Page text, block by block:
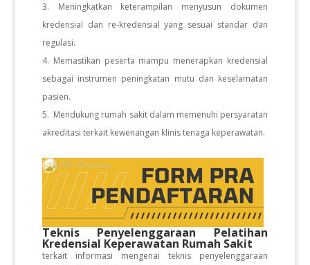
Meningkatkan keterampilan menyusun dokumen
kredensial dan re-kredensial yang sesuai standar dan
regulasi.
Memastikan peserta mampu menerapkan kredensial
sebagai instrumen peningkatan mutu dan keselamatan
pasien.
Mendukung rumah sakit dalam memenuhi persyaratan
akreditasi terkait kewenangan klinis tenaga keperawatan.
Teknis Penyelenggaraan Pelatihan
Kredensial Keperawatan Rumah Sakit
terkait informasi mengenai teknis penyelenggaraan